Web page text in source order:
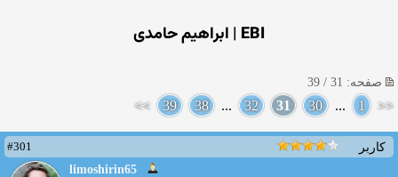
EBI | ابراهیم حامدی
صفحه: 31 / 39
<<
1
...
30
31
32
...
38
39
>>
کاربر
#301
limoshirin65